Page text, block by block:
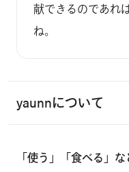
献できるのであれ
yaunnについて
「使う」「食べる」